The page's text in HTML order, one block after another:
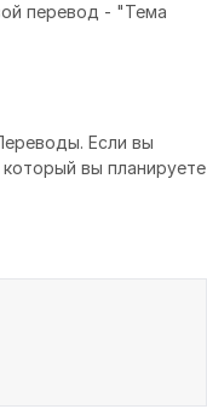
перевод - "Тема
Если вы
вы планируете